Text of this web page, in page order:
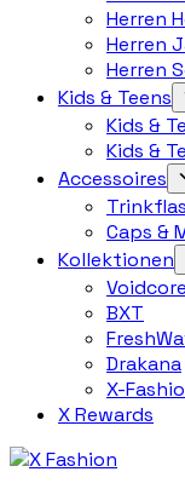
Herren
Herren
Herren
Kids & Teens
Kids &
Kids &
Accessoires
Caps &
Kollektionen
Voidcore
BXT
Drakana
X-
X Rewards